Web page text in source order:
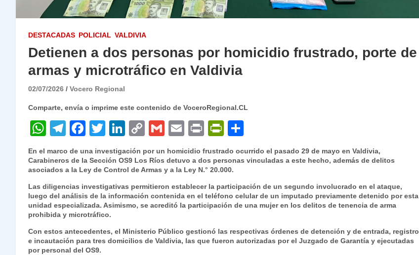
DESTACADAS POLICIAL VALDIVIA
Detienen a dos personas por homicidio frustrado, porte de
armas y microtráfico en Valdivia
02/07/2026 Vocero Regional
Comparte, envía o imprime este contenido de VoceroRegional.CL
W
at
s
A
p
p
T
el
e
gr
a
m
F
c
e
b
o
o
k
T
w
itt
er
Li
n
k
e
dI
n
C
p
y
Li
n
G
m
ai
l
E
m
ai
l
P
ri
nt
P
ri
nt
Fr
ie
n
y
m
ar
tir
En el marco de una investigación por un homicidio frustrado ocurrido el pasado 29 de mayo en Valdivia,
Carabineros de la Sección OS9 Los Ríos detuvo a dos personas vinculadas a este hecho, además de delitos
asociados a la Ley de Control de Armas y a la Ley N.° 20.000.
Las diligencias investigativas permitieron establecer la participación de un segundo involucrado en el ataque,
luego del análisis de la información contenida en el teléfono celular de un imputado previamente detenido por esta
unidad especializada. Asimismo, se acreditó la participación de una mujer en los delitos de tenencia de arma
prohibida y microtráfico.
Con estos antecedentes, el Ministerio Público gestionó las respectivas órdenes de detención y de entrada, registro
e incautación para tres domicilios de Valdivia, las que fueron autorizadas por el Juzgado de Garantía y ejecutadas
por personal del OS9.